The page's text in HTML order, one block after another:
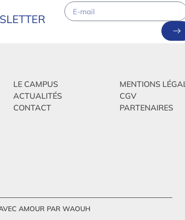
LE CAMPUS
ACTUALITÉS
CONTACT
MENTIONS
CGV
PARTENAIRES
AMOUR PAR WAOUH